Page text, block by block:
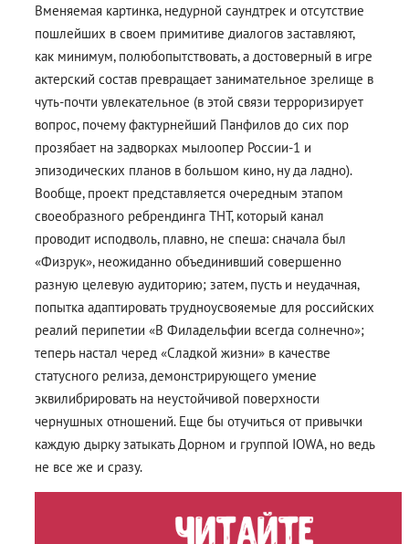
Вменяемая картинка, недурной саундтрек и отсутствие
пошлейших в своем примитиве диалогов заставляют,
как минимум, полюбопытствовать, а достоверный в игре
актерский состав превращает занимательное зрелище в
чуть-почти увлекательное (в этой связи терроризирует
вопрос, почему фактурнейший Панфилов до сих пор
прозябает на задворках мылоопер России-1 и
эпизодических планов в большом кино, ну да ладно).
Вообще, проект представляется очередным этапом
своеобразного ребрендинга ТНТ, который канал
проводит исподволь, плавно, не спеша: сначала был
«Физрук», неожиданно объединивший совершенно
разную целевую аудиторию; затем, пусть и неудачная,
попытка адаптировать трудноусвояемые для российских
реалий перипетии «В Филадельфии всегда солнечно»;
теперь настал черед «Сладкой жизни» в качестве
статусного релиза, демонстрирующего умение
эквилибрировать на неустойчивой поверхности
чернушных отношений. Еще бы отучиться от привычки
каждую дырку затыкать Дорном и группой IOWA, но ведь
не все же и сразу.